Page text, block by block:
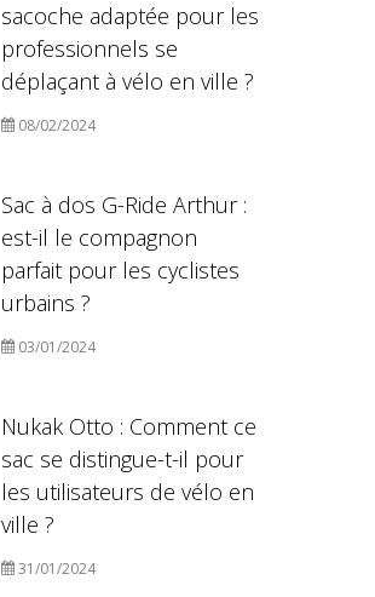
sacoche adaptée pour les
professionnels se
déplaçant à vélo en ville ?
08/02/2024
Sac à dos G-Ride Arthur :
est-il le compagnon
parfait pour les cyclistes
urbains ?
03/01/2024
Nukak Otto : Comment ce
sac se distingue-t-il pour
les utilisateurs de vélo en
ville ?
31/01/2024